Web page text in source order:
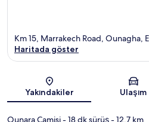
Km 15, Marrakech Road, Ounagha,
Haritada göster
Yakındakiler Ulaşım
Ounara Camisi- 18 dk sürüş- 12.7 km